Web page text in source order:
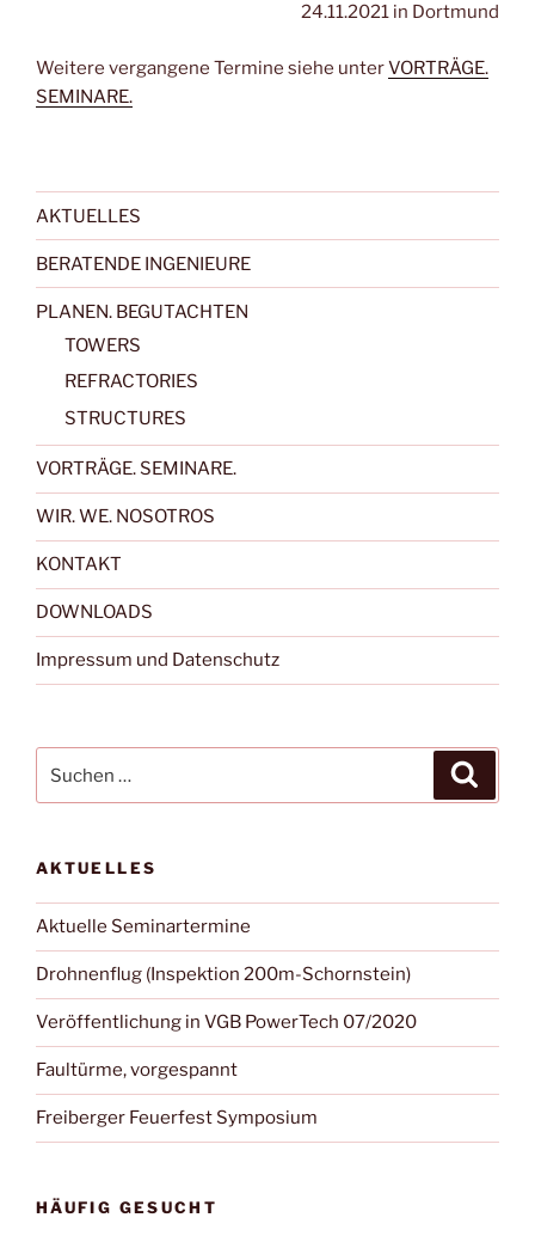
24.11.2021 in Dortmund
Weitere vergangene Termine siehe unterVORTRÄGE.
SEMINARE.
AKTUELLES
BERATENDE INGENIEURE
PLANEN. BEGUTACHTEN
TOWERS
REFRACTORIES
STRUCTURES
VORTRÄGE. SEMINARE.
WIR. WE. NOSOTROS
KONTAKT
DOWNLOADS
Impressum und Datenschutz
nach:
AKTUELLES
Aktuelle Seminartermine
Drohnenflug (Inspektion 200m-Schornstein)
Veröffentlichung in VGB PowerTech 07/2020
Faultürme, vorgespannt
Freiberger Feuerfest Symposium
HÄUFIG GESUCHT